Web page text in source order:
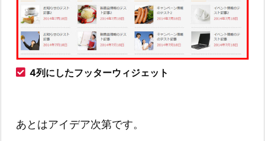
4列にしたフッターウィジェット
あとはアイデア次第です。